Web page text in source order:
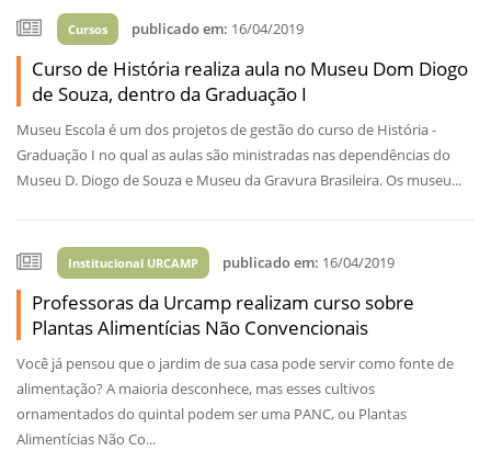
Cursos publicado em: 16/04/2019
Curso de História realiza aula no Museu Dom Diogo
de Souza, dentro da Graduação I
Museu Escola é um dos projetos de gestão do curso de História -
Graduação I no qual as aulas são ministradas nas dependências do
Museu D. Diogo de Souza e Museu da Gravura Brasileira. Os museu...
Institucional URCAMP publicado em: 16/04/2019
Professoras da Urcamp realizam curso sobre
Plantas Alimentícias Não Convencionais
Você já pensou que o jardim de sua casa pode servir como fonte de
alimentação? A maioria desconhece, mas esses cultivos
ornamentados do quintal podem ser uma PANC, ou Plantas
Alimentícias Não Co...